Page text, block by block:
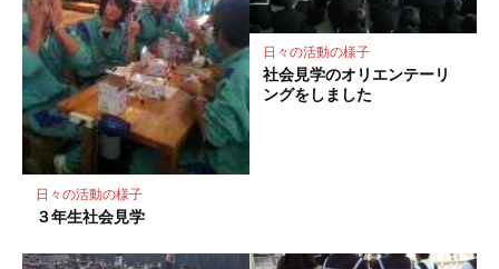
日々の活動の様子
３年生社会見学
日々の活動の様子
社会見学のオリエンテーリ
ングをしました